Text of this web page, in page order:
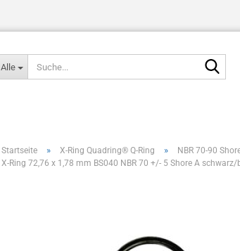
Alle
Startseite » X-Ring Quadring® Q-Ring » NBR 70-90
X-Ring 72,76 x 1,78 mm BS040 NBR 70 +/- 5 Shore A schwarz/